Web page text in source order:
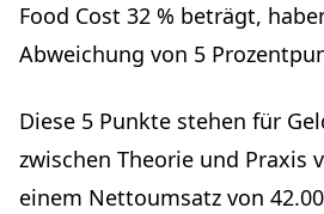
Food Cost 32 % beträgt,
Abweichung von 5
Diese 5 Punkte stehen für
zwischen Theorie und Praxis
einem Nettoumsatz von